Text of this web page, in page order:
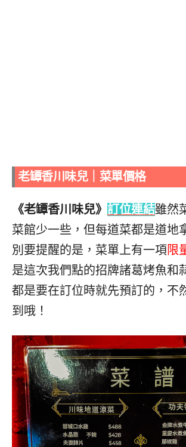
老罈香川味兒｜ 菜單價格
《老罈香川味兒》 訂位連結雖然
菜館少一些，但每道菜都是道地
別要提醒的是，菜單上有一項 限
是這次我們點的招牌諸葛烤魚和
都是要在訂位時就先預訂的，不
到哦！